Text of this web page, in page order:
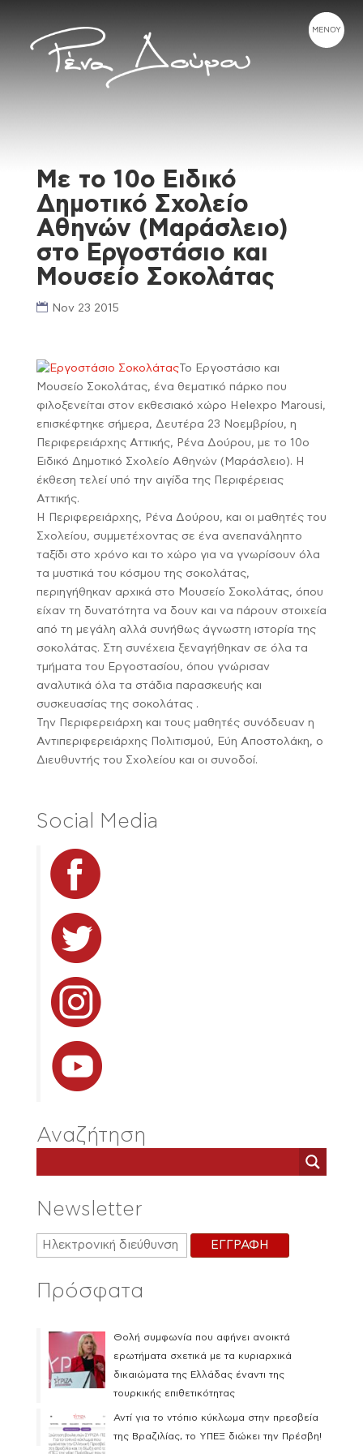
Με το 10ο Ειδικό
Δημοτικό Σχολείο
Αθηνών (Μαράσλειο)
στο Εργοστάσιο και
Μουσείο Σοκολάτας
Nov 23 2015
Το Εργοστάσιο και
Μουσείο Σοκολάτας, ένα θεματικό πάρκο που
φιλοξενείται στον εκθεσιακό χώρο Helexpo Marousi,
επισκέφτηκε σήμερα, Δευτέρα 23 Νοεμβρίου, η
Περιφερειάρχης Αττικής, Ρένα Δούρου, με το 10ο
Ειδικό Δημοτικό Σχολείο Αθηνών (Μαράσλειο). Η
έκθεση τελεί υπό την αιγίδα της Περιφέρειας
Αττικής.
Η Περιφερειάρχης, Ρένα Δούρου, και οι μαθητές του
Σχολείου, συμμετέχοντας σε ένα ανεπανάληπτο
ταξίδι στο χρόνο και το χώρο για να γνωρίσουν όλα
τα μυστικά του κόσμου της σοκολάτας,
περιηγήθηκαν αρχικά στο Μουσείο Σοκολάτας, όπου
είχαν τη δυνατότητα να δουν και να πάρουν στοιχεία
από τη μεγάλη αλλά συνήθως άγνωστη ιστορία της
σοκολάτας. Στη συνέχεια ξεναγήθηκαν σε όλα τα
τμήματα του Εργοστασίου, όπου γνώρισαν
αναλυτικά όλα τα στάδια παρασκευής και
συσκευασίας της σοκολάτας .
Την Περιφερειάρχη και τους μαθητές συνόδευαν η
Αντιπεριφερειάρχης Πολιτισμού, Εύη Αποστολάκη, ο
Διευθυντής του Σχολείου και οι συνοδοί.
Social Media
Αναζήτηση
Newsletter
Πρόσφατα
Θολή συμφωνία που αφήνει ανοικτά
ερωτήματα σχετικά με τα κυριαρχικά
δικαιώματα της Ελλάδας έναντι της
τουρκικής επιθετικότητας
Αντί για το ντόπιο κύκλωμα στην πρεσβεία
της Βραζιλίας, το ΥΠΕΞ διώκει την Πρέσβη!